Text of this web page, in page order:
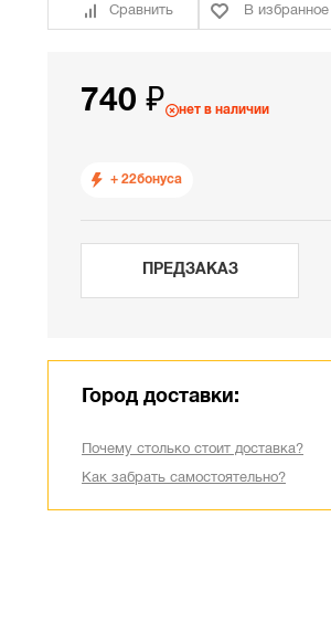
Сравнить В избранное
740 ₽ нет в наличии
+ 22бонуса
ПРЕДЗАКАЗ
Город доставки:
Почему столько стоит доставка?
Как забрать самостоятельно?